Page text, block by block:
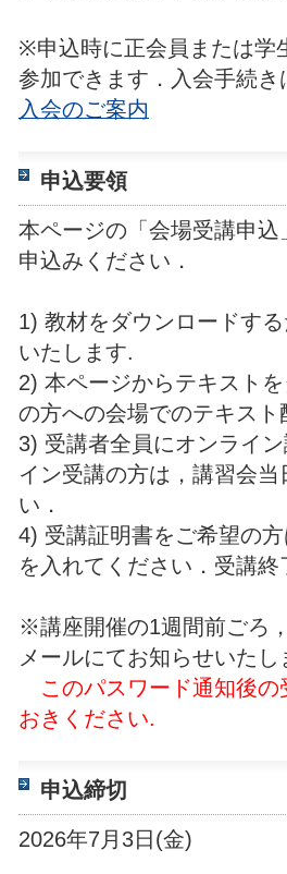
※申込時に正会員または学
参加できます．入会手続
入会のご案内
申込要領
本ページの「会場受講申
申込みください．
1) 教材をダウンロードす
いたします.
2) 本ページからテキスト
の方への会場でのテキス
3) 受講者全員にオンライ
イン受講の方は，講習会
い．
4) 受講証明書をご希望の
を入れてください．受講
※講座開催の1週間前ごろ
メールにてお知らせいたし
このパスワード通知後
おきください.
申込締切
2026年7月3日(金)